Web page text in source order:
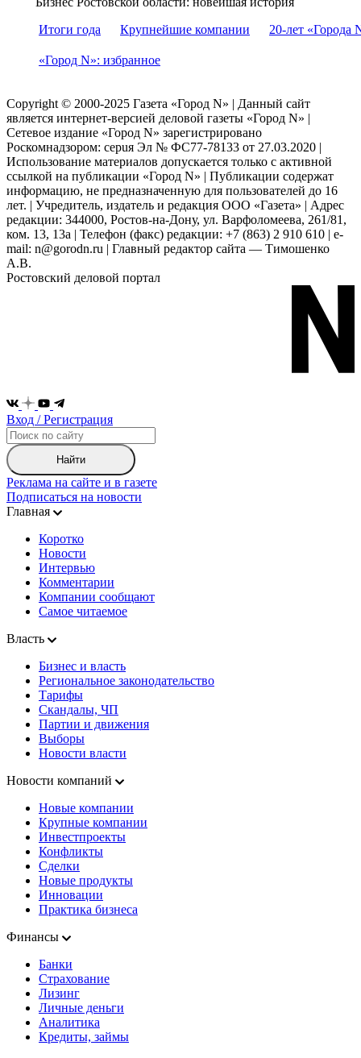
Итоги года
Крупнейшие компании 20-лет «Города
«Город N»: избранное
Copyright © 2000-2025 Газета «Город N» | Данный сайт
является интернет-версией деловой газеты «Город N» |
Сетевое издание «Город N» зарегистрировано
Роскомнадзором: серuя Эл № ФС77-78133 от 27.03.2020 |
Использование материалов допускается только с активной
ссылкой на публикации «Город N» | Публикации содержат
информацию, не предназначенную для пользователей до 16
лет. | Учредитель, издатель и редакция ООО «Газета» | Адрес
редакции: 344000, Ростов-на-Дону, ул. Варфоломеева, 261/81,
ком. 13, 13а | Телефон (факс) редакции: +7 (863) 2 910 610 | e-
mail: n@gorodn.ru | Главный редактор сайта — Тимошенко
А.В.
Ростовский деловой портал
Вход / Регистрация
Найти
Реклама на сайте и в газете
Подписаться на новости
Главная
Коротко
Новости
Интервью
Комментарии
Компании сообщают
Самое читаемое
Власть
Бизнес и власть
Региональное законодательство
Тарифы
Скандалы, ЧП
Партии и движения
Выборы
Новости власти
Новости компаний
Новые компании
Крупные компании
Инвестпроекты
Конфликты
Сделки
Новые продукты
Инновации
Практика бизнеса
Финансы
Банки
Страхование
Лизинг
Личные деньги
Аналитика
Кредиты, займы